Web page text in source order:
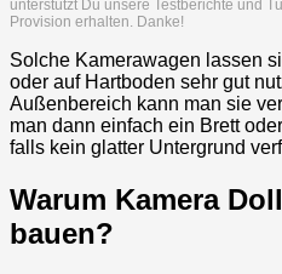
unterstützt Du unsere Testberichte und
Provision erhalten. Danke!
Solche Kamerawagen lassen
oder auf Hartboden sehr gut
Außenbereich kann man sie
man dann einfach ein Brett
falls kein glatter Untergrund
Warum Kamera
bauen?